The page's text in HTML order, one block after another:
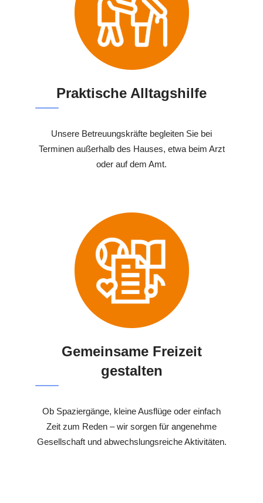
Praktische Alltagshilfe
Unsere Betreuungskräfte begleiten Sie bei
Terminen außerhalb des Hauses, etwa beim Arzt
oder auf dem Amt.
Gemeinsame Freizeit
gestalten
Ob Spaziergänge, kleine Ausflüge oder einfach
Zeit zum Reden – wir sorgen für angenehme
Gesellschaft und abwechslungsreiche Aktivitäten.